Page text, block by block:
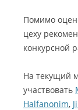
Помимо
цеху
конкурсной
На текущий
участвовать
Halfanonim,